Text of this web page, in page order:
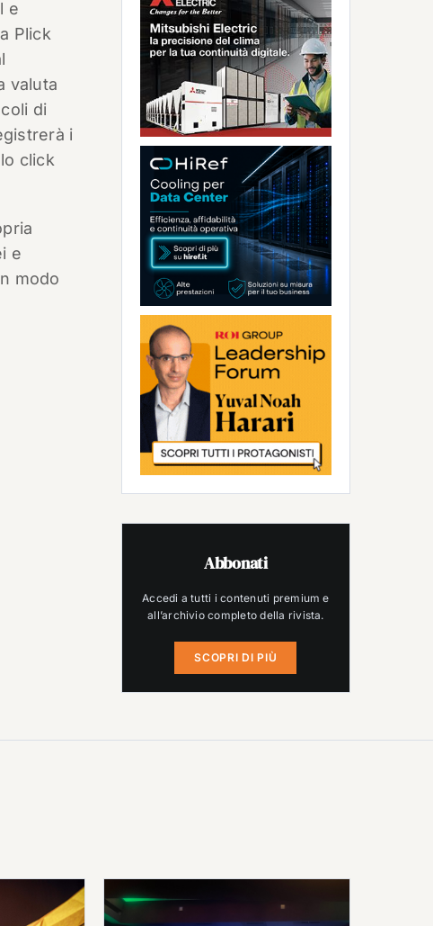
e
Plick
valuta
di
i
click
e
modo
Abbonati
Accedi a tutti i contenuti premium e
all’archivio completo della rivista.
SCOPRI DI PIÙ